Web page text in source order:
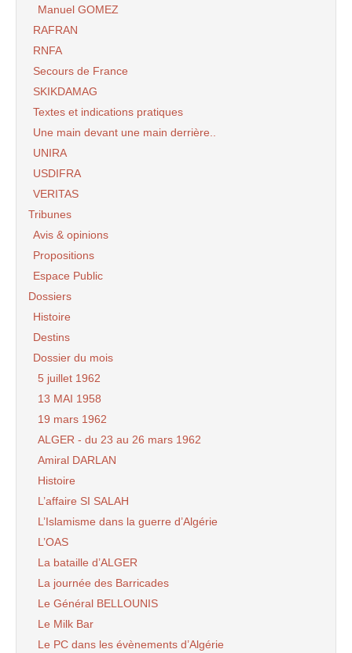
Manuel GOMEZ
RAFRAN
RNFA
Secours de France
SKIKDAMAG
Textes et indications pratiques
Une main devant une main derrière..
UNIRA
USDIFRA
VERITAS
Tribunes
Avis & opinions
Propositions
Espace Public
Dossiers
Histoire
Destins
Dossier du mois
5 juillet 1962
13 MAI 1958
19 mars 1962
ALGER - du 23 au 26 mars 1962
Amiral DARLAN
Histoire
L’affaire SI SALAH
L’Islamisme dans la guerre d’Algérie
L’OAS
La bataille d’ALGER
La journée des Barricades
Le Général BELLOUNIS
Le Milk Bar
Le PC dans les évènements d’Algérie